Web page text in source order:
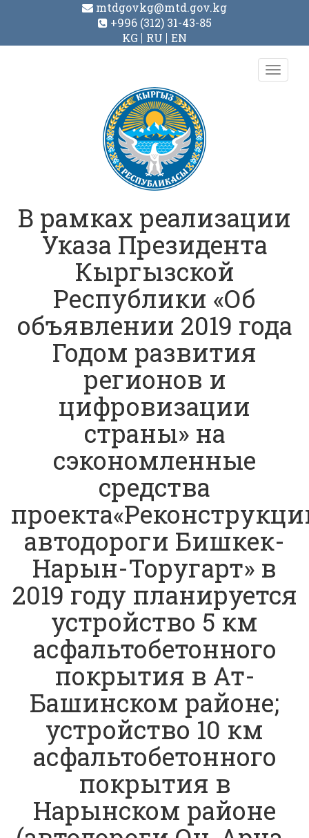
mtdgovkg@mtd.gov.kg
+996 (312) 31-43-85
KG
RU EN
Toggle
В рамках реализации
Указа Президента
Кыргызской
Республики «Об
объявлении 2019 года
Годом развития
регионов и
цифровизации
страны» на
сэкономленные
средства
автодороги Бишкек-
Нарын-Торугарт» в
2019 году планируется
устройство 5 км
асфальтобетонного
покрытия в Ат-
Башинском районе;
устройство 10 км
асфальтобетонного
покрытия в
Нарынском районе